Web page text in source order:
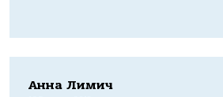
Анна Лимич